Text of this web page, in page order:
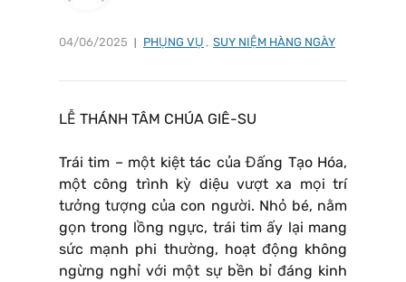
04/06/2025 PHỤNG VỤ , SUY NIỆM HÀNG NGÀY
LỄ THÁNH TÂM CHÚA GIÊ-SU
Trái tim – một kiệt tác của Đấng Tạo Hóa,
một công trình kỳ diệu vượt xa mọi trí
tưởng tượng của con người. Nhỏ bé, nằm
gọn trong lồng ngực, trái tim ấy lại mang
sức mạnh phi thường, hoạt động không
ngừng nghỉ với một sự bền bỉ đáng kinh